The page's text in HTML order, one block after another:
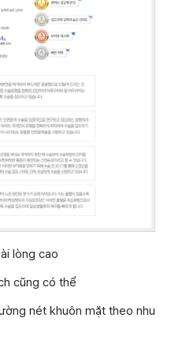
lòng cao
cũng có thể
nét khuôn mặt theo nhu